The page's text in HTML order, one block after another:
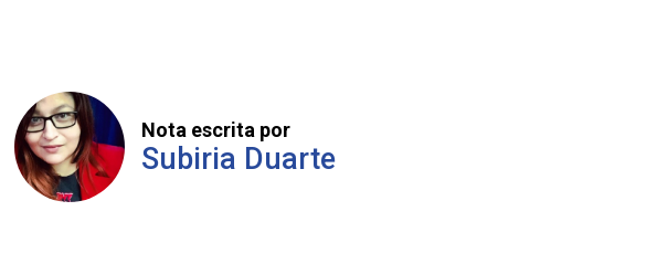
Nota escrita por
Subiria Duarte